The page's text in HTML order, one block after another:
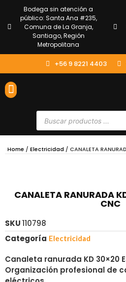
Bodega sin atención a
público: Santa Ana #235,
Comuna de La Granja,
Santiago, Región
Metropolitana
+56 9 8221 4403
Home / Electricidad / CANALETA
CANALETA RANURADA
CNC
SKU110798
Categoría Electricidad
Canaleta ranurada KD 30×20
Organización profesional de